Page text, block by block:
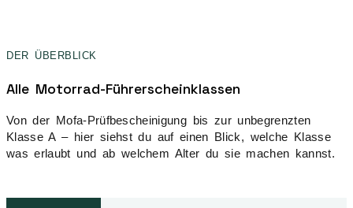
DER ÜBERBLICK
Alle Motorrad-Führerscheinklassen
Von der Mofa-Prüfbescheinigung bis zur unbegrenzten
Klasse A – hier siehst du auf einen Blick, welche Klasse
was erlaubt und ab welchem Alter du sie machen kannst.